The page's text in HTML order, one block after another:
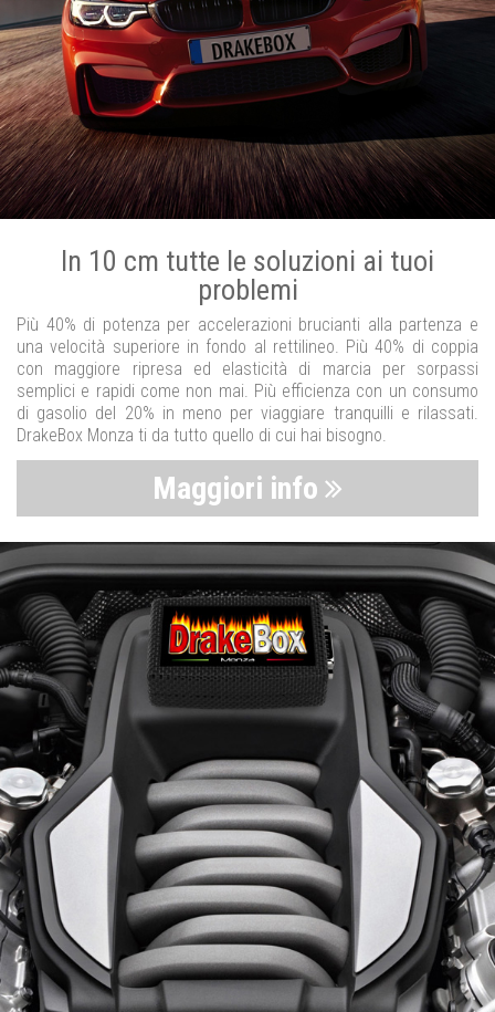
In 10 cm tutte le soluzioni ai tuoi
problemi
Più 40% di potenza per accelerazioni brucianti alla partenza e
una velocità superiore in fondo al rettilineo. Più 40% di coppia
con maggiore ripresa ed elasticità di marcia per sorpassi
semplici e rapidi come non mai. Più efficienza con un consumo
di gasolio del 20% in meno per viaggiare tranquilli e rilassati.
DrakeBox Monza ti da tutto quello di cui hai bisogno.
Maggiori info